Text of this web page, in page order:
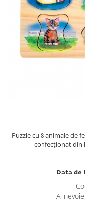
Vopsele
Biciclete si Triciclete
Biciclete
Accesorii
Camere Senzoriale
Amenajări camere
Echipamente camere
Oferte pentru Camere
Creativitate si
Cuburi și cărămizi
Puzzle cu 8 animale de
confecționat din
Data de
Ai